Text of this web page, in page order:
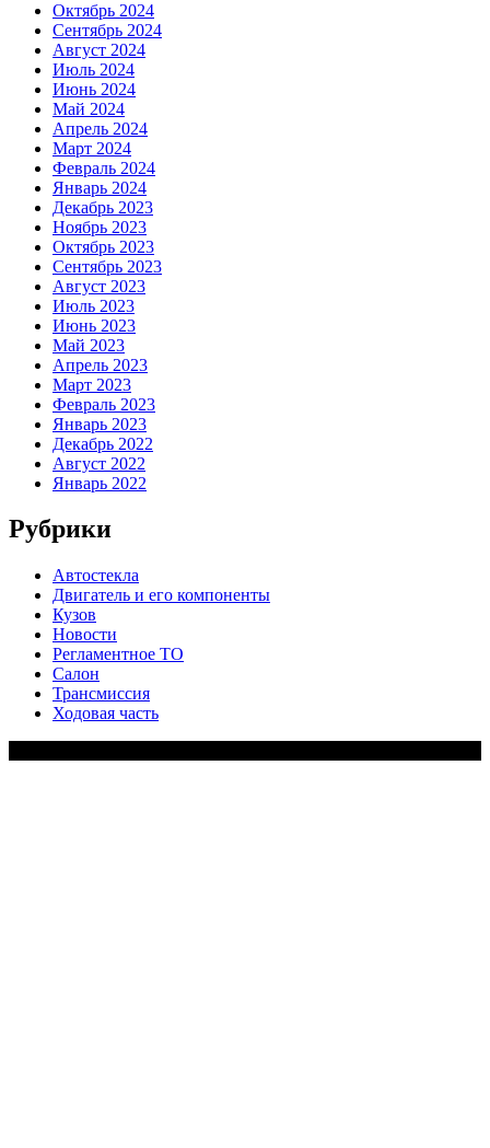
Октябрь 2024
Сентябрь 2024
Август 2024
Июль 2024
Июнь 2024
Май 2024
Апрель 2024
Март 2024
Февраль 2024
Январь 2024
Декабрь 2023
Ноябрь 2023
Октябрь 2023
Сентябрь 2023
Август 2023
Июль 2023
Июнь 2023
Май 2023
Апрель 2023
Март 2023
Февраль 2023
Январь 2023
Декабрь 2022
Август 2022
Январь 2022
Рубрики
Автостекла
Двигатель и его компоненты
Кузов
Новости
Регламентное ТО
Салон
Трансмиссия
Ходовая часть